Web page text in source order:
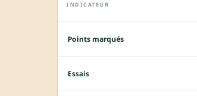
INDICATEUR
Points marqués
Essais